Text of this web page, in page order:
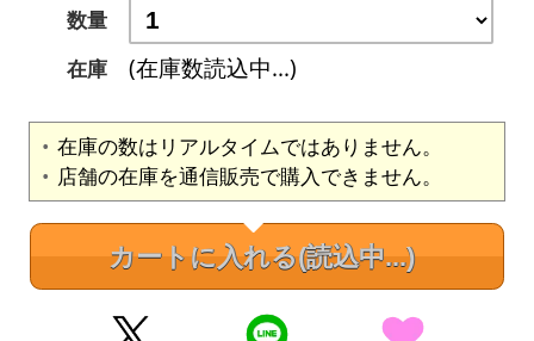
数量
在庫
(在庫数読込中...)
在庫の数はリアルタイムではありません。
店舗の在庫を通信販売で購入できません。
カートに入れる(読込中...)